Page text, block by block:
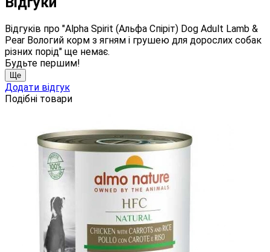
Відгуків про "Alpha Spirit (Альфа Спіріт) Dog Adult Lamb &
Pear Вологий корм з ягням і грушею для дорослих собак
різних порід" ще немає.
Будьте першим!
Ще
Додати відгук
Подібні товари